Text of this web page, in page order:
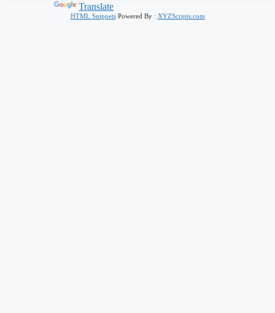
Translate
HTML SnippetsPowered By : XYZScripts.com